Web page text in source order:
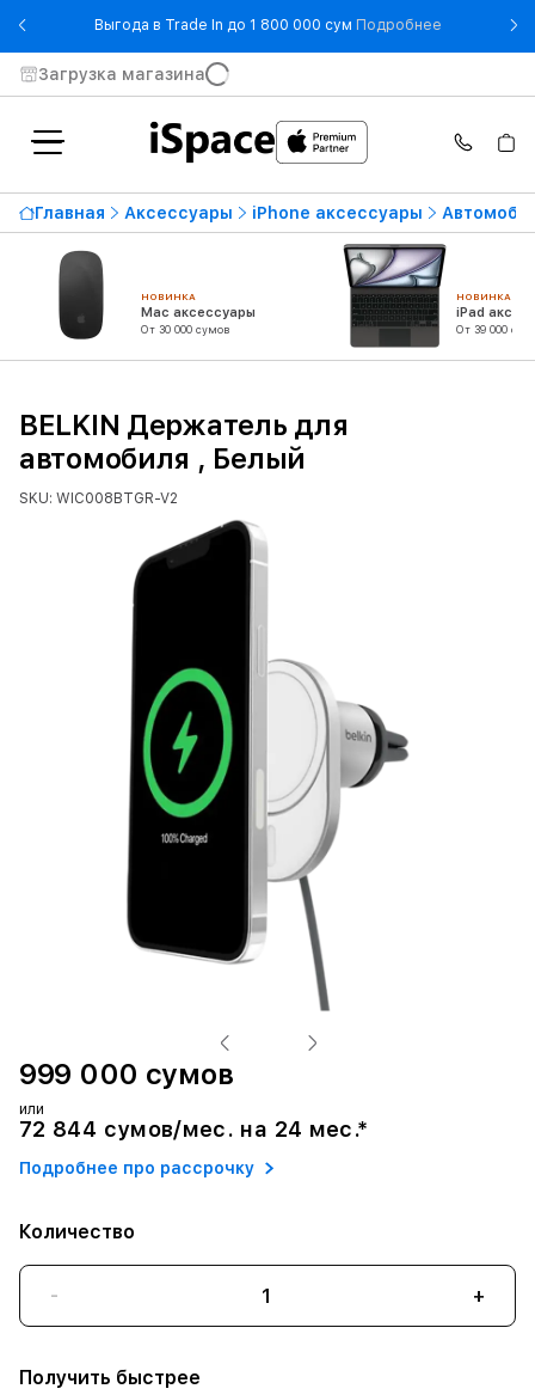
Выгода в Trade In до 1 800 000 сум Подробнее- Выгода в
Загрузка магазина
Главная Аксессуары iPhone аксессуары
НОВИНКА
Mac аксессуары
От 30 000 сумов
НОВИНКА
iPad
От 39 000
BELKIN Держатель для
автомобиля , Белый
SKU: WIC008BTGR-V2
999 000 сумов
или
72 844 сумов/мес. на 24 мес.*
Подробнее про рассрочку
Количество
- +
Получить быстрее